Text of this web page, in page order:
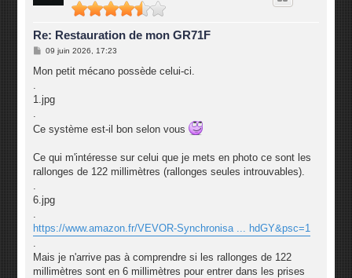
Re: Restauration de mon GR71F
M
s
g
e
09 juin 2026, 17:23
Mon petit mécano possède celui-ci.
1.jpg
Ce système est-il bon selon vous
Ce qui m'intéresse sur celui que je mets en photo ce sont les
rallonges de 122 millimètres (rallonges seules introuvables).
6.jpg
https://www.amazon.fr/VEVOR-Synchronisa ... hdGY&psc=1
Mais je n'arrive pas à comprendre si les rallonges de 122
millimètres sont en 6 millimètres pour entrer dans les prises